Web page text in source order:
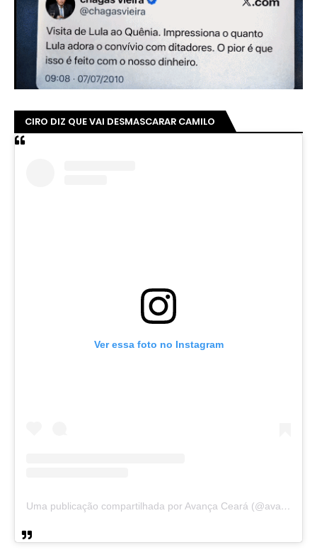
CIRO DIZ QUE VAI DESMASCARAR CAMILO
Ver essa foto no Instagram
Uma publicação compartilhada por Avança Ceará (@avancaceara)